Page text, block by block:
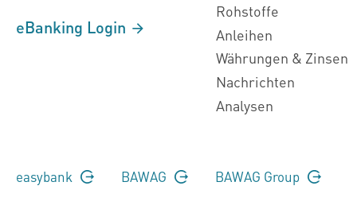
eBanking Login
Rohstoffe
Anleihen
Währungen & Zinsen
Nachrichten
Analysen
easybank BAWAG BAWAG Group